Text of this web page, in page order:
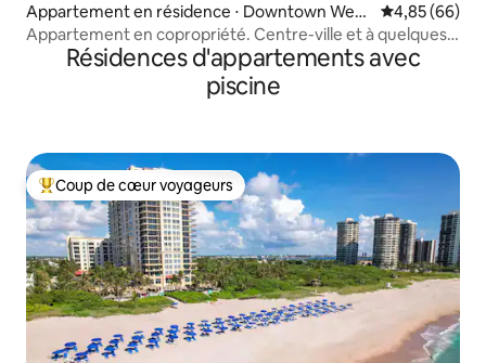
Appartement en résidence ⋅ Downtown West
Palm Beach
Évaluation
4,85 (66)
Appartement en copropriété. Centre-ville et à quelques
minutes de la plage
Résidences d'appartements avec
piscine
Coups de cœur voyageurs les plus appréciés
Coup de cœur voyageurs